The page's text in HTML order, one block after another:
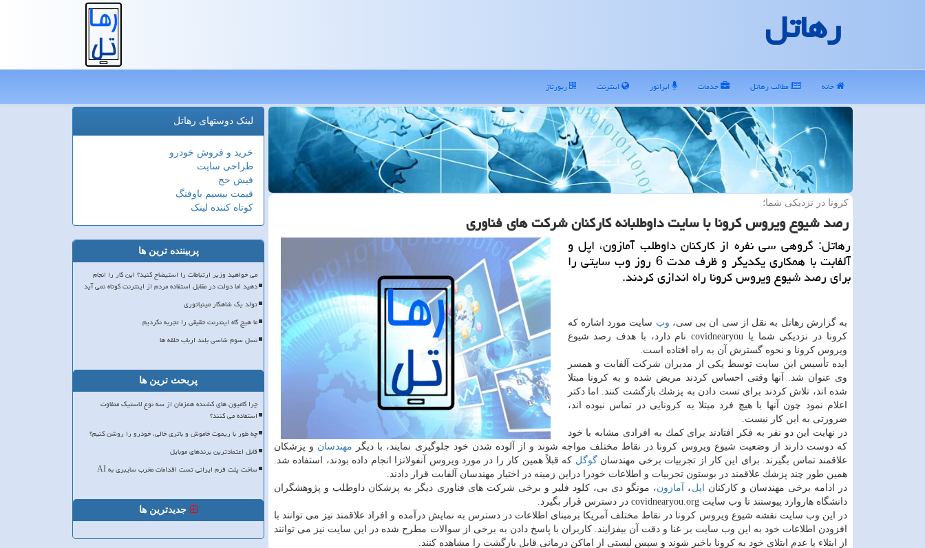
رهاتل
خانه مطالب رهاتل خدمات اپراتور اینترنت رپورتاژ
كرونا در نزدیكی شما؛
رصد شیوع ویروس كرونا با سایت داوطلبانه كاركنان شركت های فناوری
رهاتل: گروهی سی نفره از كاركنان داوطلب آمازون، اپل و
آلفابت با همكاری یكدیگر و ظرف مدت 6 روز وب سایتی را
برای رصد شیوع ویروس كرونا راه اندازی كردند.
به گزارش رهاتل به نقل از سی ان بی سی، وب سایت مورد اشاره كه
كرونا در نزدیكی شما یا covidnearyou نام دارد، با هدف رصد شیوع
ویروس كرونا و نحوه گسترش آن به راه افتاده است.
ایده تأسیس این سایت توسط یكی از مدیران شركت آلفابت و همسر
وی عنوان شد. آنها وقتی احساس كردند مریض شده و به كرونا مبتلا
شده اند، تلاش كردند برای تست دادن به پزشك بازگشت كنند. اما دكتر
اعلام نمود چون آنها با هیچ فرد مبتلا به كرونایی در تماس نبوده اند،
ضرورتی به این كار نیست.
در نهایت این دو نفر به فكر افتادند برای كمك به افرادی مشابه با خود
كه دوست دارند از وضعیت شیوع ویروس كرونا در نقاط مختلف مواجه شوند و از آلوده شدن خود جلوگیری نمایند، با دیگر مهندسان و پزشكان
علاقمند تماس بگیرند. برای این كار از تجربیات برخی مهندسانگوگل كه قبلاً همین كار را در مورد ویروس آنفولانزا انجام داده بودند، استفاده شد.
همین طور چند پزشك علاقمند در بوستون تجربیات و اطلاعات خودرا دراین زمینه در اختیار مهندسان آلفابت قرار دادند.
در ادامه برخی مهندسان و كاركنان
اپل ، آمازون، مونگو دی بی، كلود فلیر و برخی شركت های فناوری دیگر به پزشكان داوطلب و پژوهشگران
دانشگاه هاروارد پیوستند تا وب سایت covidnearyou.org در دسترس قرار بگیرد.
در این وب سایت نقشه شیوع ویروس كرونا در نقاط مختلف آمریكا برمبنای اطلاعات در دسترس به نمایش درآمده و افراد علاقمند نیز می توانند با
افزودن اطلاعات خود به این وب سایت بر غنا و دقت آن بیفزایند. كاربران با پاسخ دادن به برخی از سوالات مطرح شده در این سایت نیز می توانند
از ابتلاء یا عدم ابتلای خود به كرونا باخبر شوند و سپس لیستی از اماكن درمانی قابل بازگشت را مشاهده كنند.
لینک دوستهای رهاتل
خرید و فروش خودرو
طراحی سایت
فیش حج
قیمت بیسیم باوفنگ
کوتاه کننده لینک
پربیننده ترین ها
می خواهید وزیر ارتباطات را استیضاح کنید؟ این کار را انجام
دهید اما دولت در مقابل استفاده مردم از اینترنت کوتاه نمی آید
تولد یک شاهکار مینیاتوری
ما هیچ گاه اینترنت حقیقی را تجربه نکردیم
نسل سوم شاسی بلند ارباب حلقه ها
پربحث ترین ها
چرا کامیون های کشنده همزمان از سه نوع لاستیک متفاوت
استفاده می کنند؟
چه طور با ریموت خاموش و باتری خالی، خودرو را روشن کنیم؟
قابل اعتمادترین برندهای موبایل
ساخت پلت فرم ایرانی تست اقدامات مخرب سایبری به AI
جدیدترین ها